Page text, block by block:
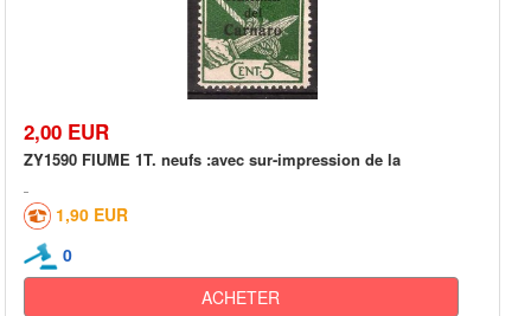
2,00 EUR
ZY1590 FIUME 1T. neufs :avec sur-impression de la
1,90 EUR
0
ACHETER